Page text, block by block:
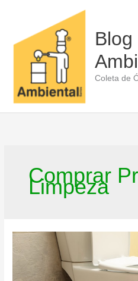
conteúdo
Blog
Coleta de
Comprar
Limpeza